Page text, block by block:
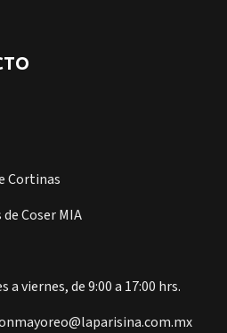
Cortinas
Coser MIA
viernes, de 9:00 a 17:00 hrs.